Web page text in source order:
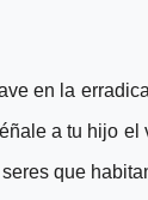
en la
a tu hijo el
que